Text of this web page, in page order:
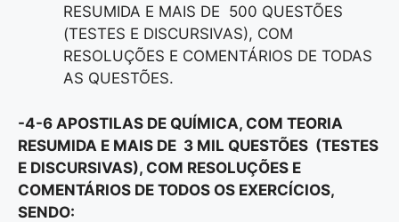
RESUMIDA E MAIS DE 500 QUESTÕES
(TESTES E DISCURSIVAS), COM
RESOLUÇÕES E COMENTÁRIOS DE TODAS
AS QUESTÕES.
-4-6 APOSTILAS DE QUÍMICA, COM TEORIA
RESUMIDA E MAIS DE 3 MIL QUESTÕES (TESTES
E DISCURSIVAS), COM RESOLUÇÕES E
COMENTÁRIOS DE TODOS OS EXERCÍCIOS,
SENDO: